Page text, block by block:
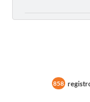
Legislação
Telefones Úteis
858